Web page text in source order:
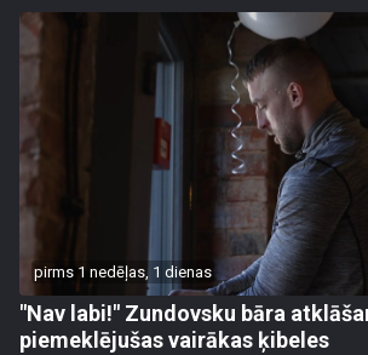
pirms 1 nedēļas, 1 dienas
"Nav labi!" Zundovsku bāra
piemeklējušas vairākas ķibeles